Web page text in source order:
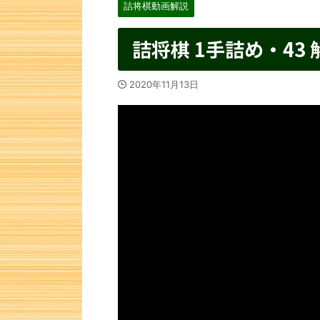
詰将棋動画解説
詰将棋 1手詰め・43
2020年11月13日